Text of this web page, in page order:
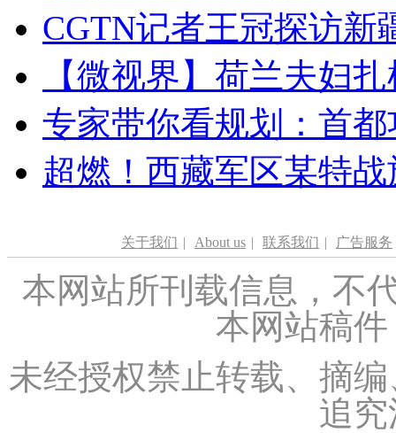
CGTN记者王冠探访新
【微视界】荷兰夫妇
专家带你看规划：首
超燃！西藏军区某特
关于我们 | About us | 联系我们 | 广告服务
本网站所刊载信息，不
本网站稿
未经授权禁止转载、摘
追